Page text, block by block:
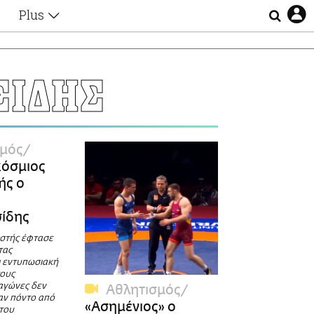
Plus
Αφιερώματα
Ζώδια
Οι Αθηναίοι
Απώλειες
Lgbtqi+
ο
έφτασε
εντυπωσιακή
δεν
πόντο από
Αθλητισμός
«Ασημένιος» ο